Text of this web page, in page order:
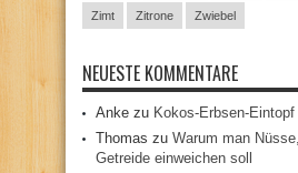
Zimt Zitrone Zwiebel
NEUESTE KOMMENTARE
Anke zu Kokos-Erbsen-Eintopf
Thomas zu Warum man
Getreide einweichen soll